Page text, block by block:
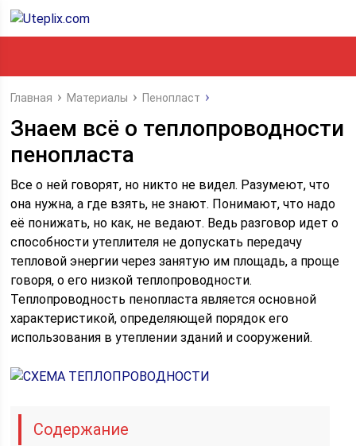
Главная Материалы Пенопласт
Знаем всё о теплопроводности
пенопласта
Все о ней говорят, но никто не видел. Разумеют, что
она нужна, а где взять, не знают. Понимают, что надо
её понижать, но как, не ведают. Ведь разговор идет о
способности утеплителя не допускать передачу
тепловой энергии через занятую им площадь, а проще
говоря, о его низкой теплопроводности.
Теплопроводность пенопласта является основной
характеристикой, определяющей порядок его
использования в утеплении зданий и сооружений.
Содержание